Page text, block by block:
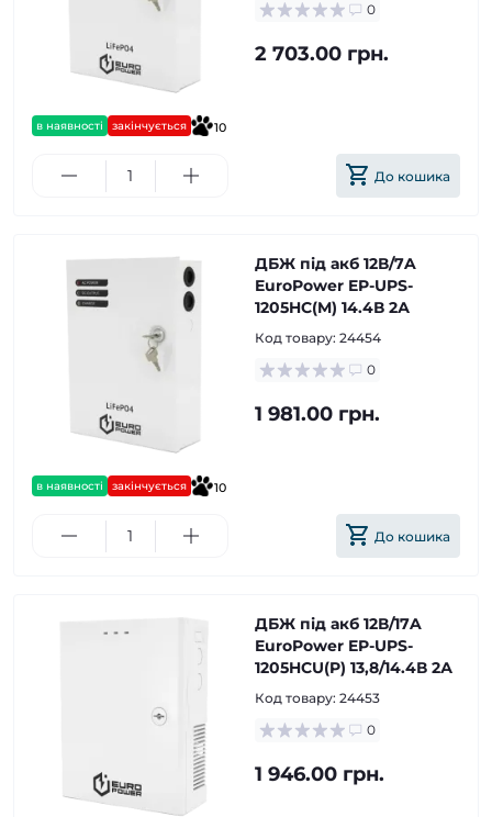
в наявності закінчується 10
0
2 703.00 грн.
До кошика
в наявності закінчується 10
ДБЖ під акб 12В/7A
EuroPower EP-UPS-
1205HC(M) 14.4В 2А
Код товару: 24454
0
1 981.00 грн.
До кошика
ДБЖ під акб 12В/17A
EuroPower EP-UPS-
1205HCU(P) 13,8/14.4В 2А
Код товару: 24453
0
1 946.00 грн.